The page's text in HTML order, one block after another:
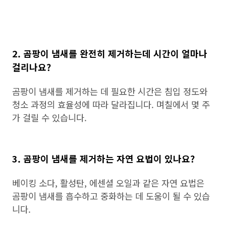
2. 곰팡이 냄새를 완전히 제거하는데 시간이 얼마나
걸리나요?
곰팡이 냄새를 제거하는 데 필요한 시간은 침입 정도와
청소 과정의 효율성에 따라 달라집니다. 며칠에서 몇 주
가 걸릴 수 있습니다.
3. 곰팡이 냄새를 제거하는 자연 요법이 있나요?
베이킹 소다, 활성탄, 에센셜 오일과 같은 자연 요법은
곰팡이 냄새를 흡수하고 중화하는 데 도움이 될 수 있습
니다.